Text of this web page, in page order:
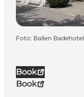
Book
Book
Foto: Ballen Badehotel